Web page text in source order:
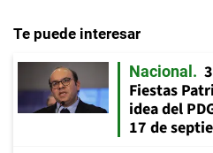
Te puede interesar
Nacional
Fiestas
idea del
17 de